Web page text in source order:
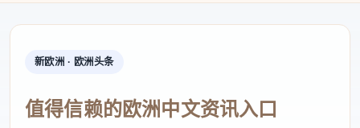
新欧洲 · 欧洲头条
值得信赖的欧洲中文资讯入口